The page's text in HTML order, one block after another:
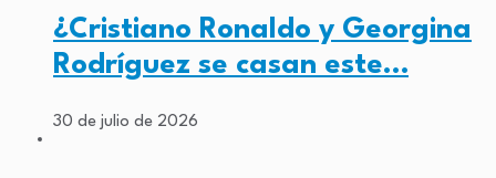
¿Cristiano Ronaldo y Georgina
Rodríguez se casan este…
30 de julio de 2026